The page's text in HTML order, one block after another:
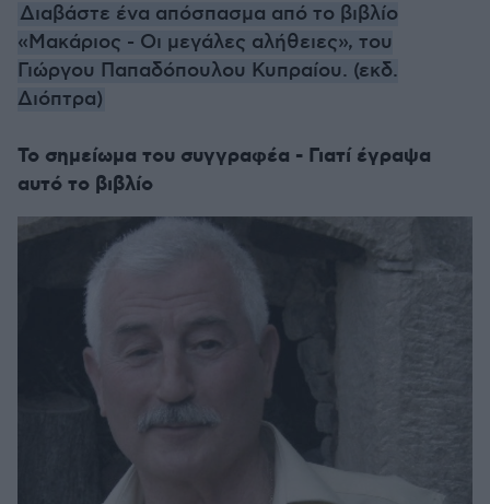
Διαβάστε ένα απόσπασμα από το βιβλίο
«Μακάριος - Οι μεγάλες αλήθειες», του
Γιώργου Παπαδόπουλου Κυπραίου. (εκδ.
Διόπτρα)
Το σημείωμα του συγγραφέα - Γιατί έγραψα
αυτό το βιβλίο